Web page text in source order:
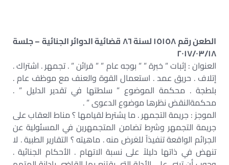
الطعن رقم ١٥١٥٨ لسنة ٨٦ قضائية الدوائر الجنائية – جلسة
٢٠١٧/٠٣/١٨
العنوان : إثبات ” خبرة ” ” بوجه عام ” ” قرائن ” . تجمهر . اشتراك .
إتلاف . حريق عمد . استعمال القوة والعنف مع موظف عام .
بلطجة . محكمة الموضوع ” سلطتها في تقدير الدليل ” .
محكمةالنقض نظرها موضوع الدعوى ” .
الموجز : جريمة التجمهر . ما يشترط لقيامها ؟ مناط العقاب على
جريمة التجمهر ‏وشرط تضامن المتجمهرين في المسئولية عن
الجرائم الواقعة تنفيذاً للغرض منه ‏. ماهيته ؟ التقارير الطبية . لا
تنهض في ذاتها دليلاً على نسبة الاتهام . الأحكام الجنائية .